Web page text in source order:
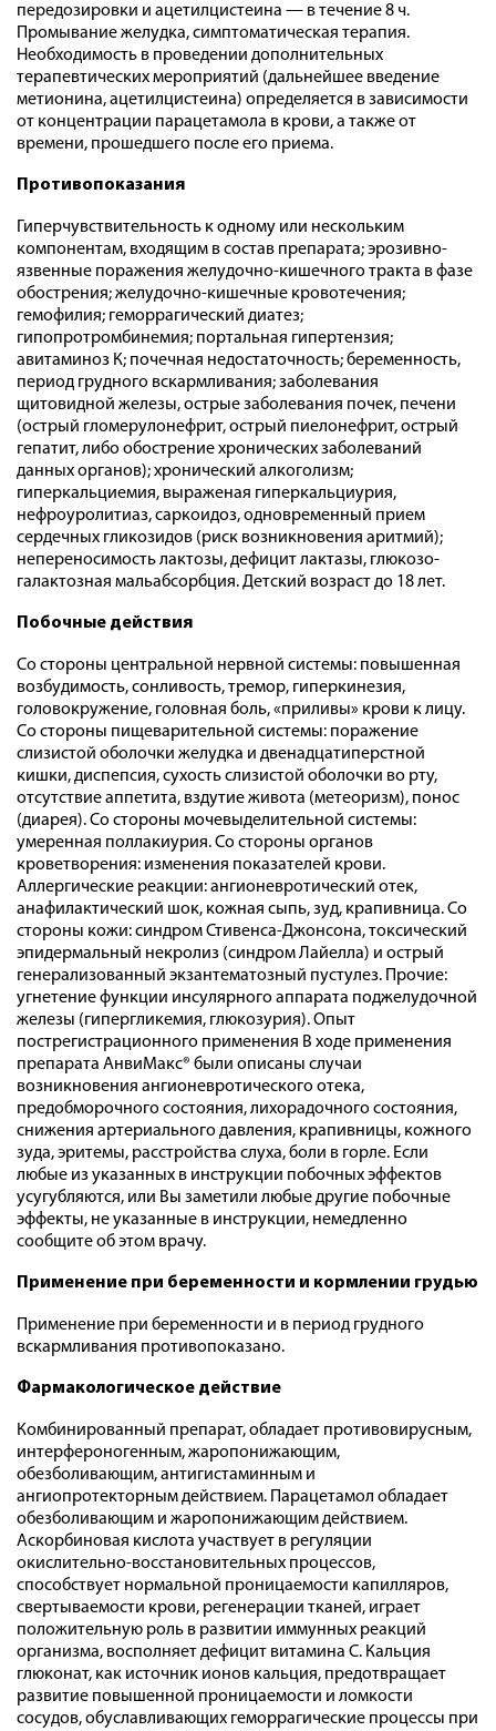
передозировки и ацетилцистеина — в течение 8 ч.
Промывание желудка, симптоматическая терапия.
Необходимость в проведении дополнительных
терапевтических мероприятий (дальнейшее введение
метионина, ацетилцистеина) определяется в зависимости
от концентрации парацетамола в крови, а также от
времени, прошедшего после его приема.
Противопоказания
Гиперчувствительность к одному или нескольким
компонентам, входящим в состав препарата; эрозивно-
язвенные поражения желудочно-кишечного тракта в фазе
обострения; желудочно-кишечные кровотечения;
гемофилия; геморрагический диатез;
гипопротромбинемия; портальная гипертензия;
авитаминоз К; почечная недостаточность; беременность,
период грудного вскармливания; заболевания
щитовидной железы, острые заболевания почек, печени
(острый гломерулонефрит, острый пиелонефрит, острый
гепатит, либо обострение хронических заболеваний
данных органов); хронический алкоголизм;
гиперкальциемия, выраженая гиперкальциурия,
нефроуролитиаз, саркоидоз, одновременный прием
сердечных гликозидов (риск возникновения аритмий);
непереносимость лактозы, дефицит лактазы, глюкозо-
галактозная мальабсорбция. Детский возраст до 18 лет.
Побочные действия
Со стороны центральной нервной системы: повышенная
возбудимость, сонливость, тремор, гиперкинезия,
головокружение, головная боль, «приливы» крови к лицу.
Со стороны пищеварительной системы: поражение
слизистой оболочки желудка и двенадцатиперстной
кишки, диспепсия, сухость слизистой оболочки во рту,
отсутствие аппетита, вздутие живота (метеоризм), понос
(диарея). Со стороны мочевыделительной системы:
умеренная поллакиурия. Со стороны органов
кроветворения: изменения показателей крови.
Аллергические реакции: ангионевротический отек,
анафилактический шок, кожная сыпь, зуд, крапивница. Со
стороны кожи: синдром Стивенса-Джонсона, токсический
эпидермальный некролиз (синдром Лайелла) и острый
генерализованный экзантематозный пустулез. Прочие:
угнетение функции инсулярного аппарата поджелудочной
железы (гипергликемия, глюкозурия). Опыт
пострегистрационного применения В ходе применения
препарата АнвиМакс® были описаны случаи
возникновения ангионевротического отека,
предобморочного состояния, лихорадочного состояния,
снижения артериального давления, крапивницы, кожного
зуда, эритемы, расстройства слуха, боли в горле. Если
любые из указанных в инструкции побочных эффектов
усугубляются, или Вы заметили любые другие побочные
эффекты, не указанные в инструкции, немедленно
сообщите об этом врачу.
Применение при беременности и кормлении грудью
Применение при беременности и в период грудного
вскармливания противопоказано.
Фармакологическое действие
Комбинированный препарат, обладает противовирусным,
интерфероногенным, жаропонижающим,
обезболивающим, антигистаминным и
ангиопротекторным действием. Парацетамол обладает
обезболивающим и жаропонижающим действием.
Аскорбиновая кислота участвует в регуляции
окислительно-восстановительных процессов,
способствует нормальной проницаемости капилляров,
свертываемости крови, регенерации тканей, играет
положительную роль в развитии иммунных реакций
организма, восполняет дефицит витамина С. Кальция
глюконат, как источник ионов кальция, предотвращает
развитие повышенной проницаемости и ломкости
сосудов, обуславливающих геморрагические процессы при